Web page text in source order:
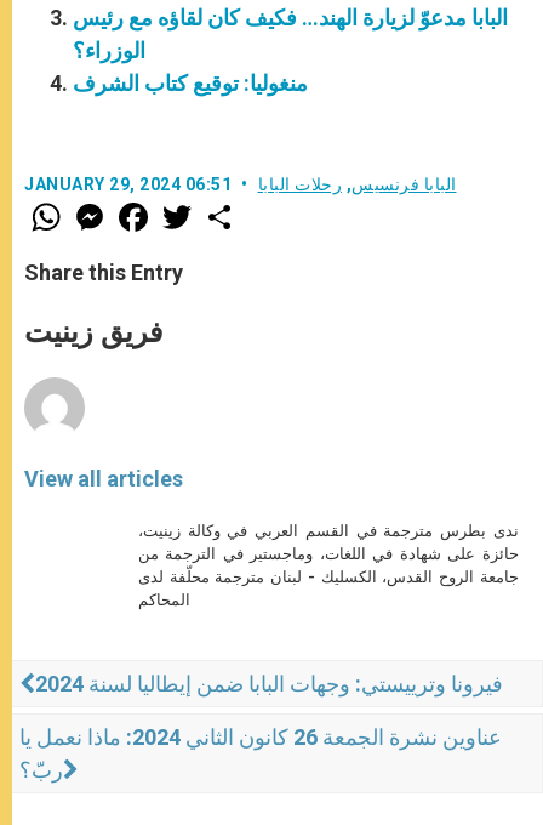
البابا مدعوّ لزيارة الهند… فكيف كان لقاؤه مع رئيس
الوزراء؟
منغوليا: توقيع كتاب الشرف
JANUARY 29, 2024 06:51 البابا فرنسيس, رحلات البابا
W
h
t
s
p
p
M
e
s
e
g
e
F
a
e
b
o
k
w
Share this Entry
فريق زينيت
View all articles
ندى بطرس مترجمة في القسم العربي في وكالة زينيت،
حائزة على شهادة في اللغات، وماجستير في الترجمة من
جامعة الروح القدس، الكسليك - لبنان مترجمة محلّفة لدى
المحاكم
فيرونا وترييستي: وجهات البابا ضمن إيطاليا لسنة 2024
عناوين نشرة الجمعة 26 كانون الثاني 2024: ماذا نعمل يا
ربّ؟